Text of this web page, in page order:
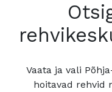
Vaata ja vali
hoitavad rehvid